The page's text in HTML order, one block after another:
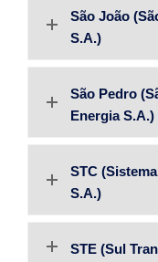
São João
S.A.)
São Pedro
Energia S.A.)
STC
S.A.)
STE (Sul